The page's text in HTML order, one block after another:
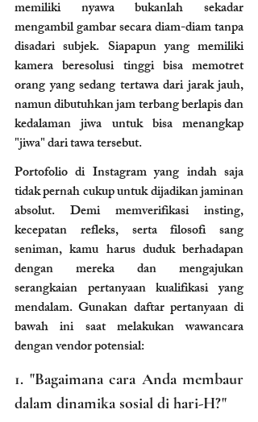
memiliki nyawa bukanlah sekadar
mengambil gambar secara diam-diam tanpa
disadari subjek. Siapapun yang memiliki
kamera beresolusi tinggi bisa memotret
orang yang sedang tertawa dari jarak jauh,
namun dibutuhkan jam terbang berlapis dan
kedalaman jiwa untuk bisa menangkap
"jiwa" dari tawa tersebut.
Portofolio di Instagram yang indah saja
tidak pernah cukup untuk dijadikan jaminan
absolut. Demi memverifikasi insting,
kecepatan refleks, serta filosofi sang
seniman, kamu harus duduk berhadapan
dengan mereka dan mengajukan
serangkaian pertanyaan kualifikasi yang
mendalam. Gunakan daftar pertanyaan di
bawah ini saat melakukan wawancara
dengan vendor potensial:
1. "Bagaimana cara Anda membaur
dalam dinamika sosial di hari-H?"